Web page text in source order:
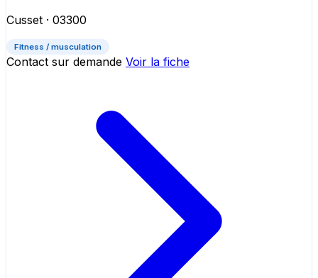
Cusset · 03300
Fitness / musculation
Contact sur demande Voir la fiche